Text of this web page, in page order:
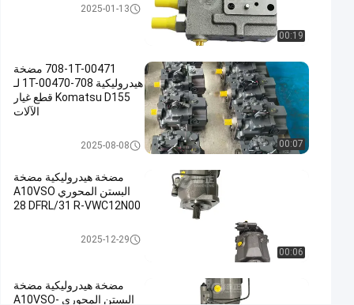
القفل
الهيدروليكي,صمام
هيدروليكي
متناسب
Hydraulic
Lock
Valve
#
00:19
2025-01-13
00:07
708-1T-00471 مضخة
هيدروليكية 708-1T-00470 لـ
Komatsu D155 قطع غيار
الآلات
مضخة مكبس هيدروليكي
2025-08-08
00:06
مضخة هيدروليكية مضخة
البستن المحوري A10VSO
28 DFRL/31 R-VWC12N00
2025-12-29
مضخة هيدروليكية مضخة
البستن المحوري A10VSO-